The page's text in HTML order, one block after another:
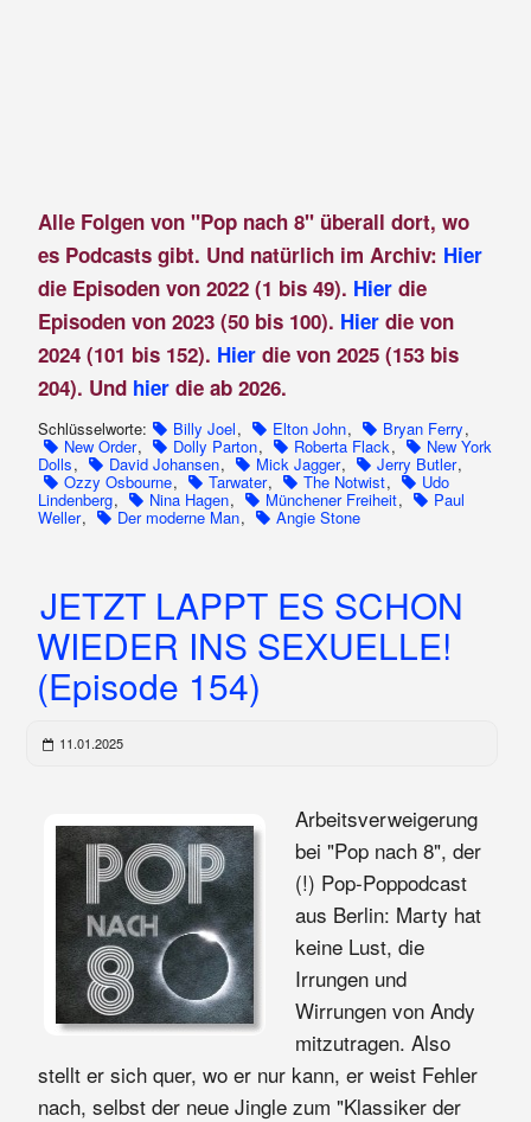
Alle Folgen von "Pop nach 8" überall dort, wo
es Podcasts gibt. Und natürlich im Archiv: Hier
die Episoden von 2022 (1 bis 49). Hierdie
Episoden von 2023 (50 bis 100). Hier die von
2024 (101 bis 152). Hier die von 2025 (153 bis
204). Und hier die ab 2026.
Schlüsselworte: Billy Joel, Elton John, Bryan Ferry,
New Order, Dolly Parton, Roberta Flack, New York
Dolls, David Johansen, Mick Jagger, Jerry Butler,
Ozzy Osbourne, Tarwater, The Notwist, Udo
Lindenberg, Nina Hagen, Münchener Freiheit, Paul
Weller, Der moderne Man, Angie Stone
JETZT LAPPT ES SCHON
WIEDER INS SEXUELLE!
(Episode 154)
11.01.2025
Arbeitsverweigerung
bei "Pop nach 8", der
(!) Pop-Poppodcast
aus Berlin: Marty hat
keine Lust, die
Irrungen und
Wirrungen von Andy
mitzutragen. Also
stellt er sich quer, wo er nur kann, er weist Fehler
nach, selbst der neue Jingle zum "Klassiker der